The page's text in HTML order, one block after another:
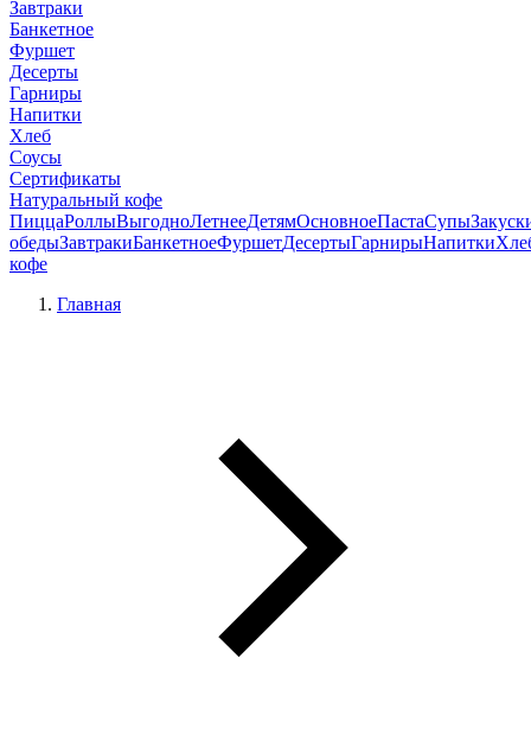
Завтраки
Банкетное
Фуршет
Десерты
Гарниры
Напитки
Хлеб
Соусы
Сертификаты
Натуральный кофе
ПиццаРоллыВыгодноЛетнееДетямОсновноеПастаСупы
обедыЗавтракиБанкетноеФуршетДесертыГарнирыНапитки
кофе
Главная